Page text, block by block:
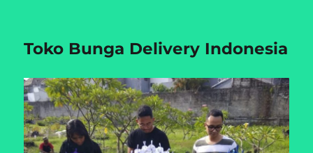
Toko Bunga Delivery Indonesia